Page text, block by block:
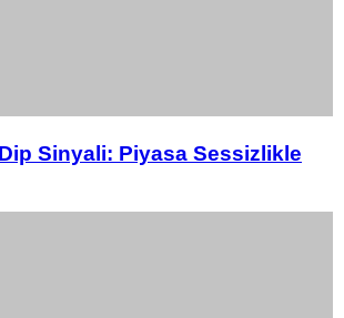
Sinyali: Piyasa Sessizlikle